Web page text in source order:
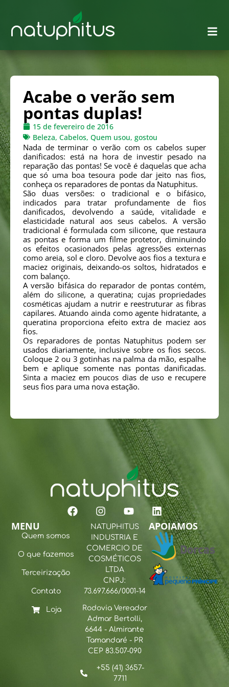
Acabe o verão sem
pontas duplas!
15 de fevereiro de 2016
Beleza, Cabelos, Quem usou, gostou
Nada de terminar o verão com os cabelos super
danificados: está na hora de investir pesado na
reparação das pontas! Se você é daquelas que acha
que só uma boa tesoura pode dar jeito nas fios,
conheça os reparadores de pontas da Natuphitus.
São duas versões: o tradicional e o bifásico,
indicados para tratar profundamente de fios
danificados, devolvendo a saúde, vitalidade e
elasticidade natural aos seus cabelos. A versão
tradicional é formulada com silicone, que restaura
as pontas e forma um filme protetor, diminuindo
os efeitos ocasionados pelas agressões externas
como areia, sol e cloro. Devolve aos fios a textura e
maciez originais, deixando-os soltos, hidratados e
com balanço.
A versão bifásica do reparador de pontas contém,
além do silicone, a queratina; cujas propriedades
cosméticas ajudam a nutrir e reestruturar as fibras
capilares. Atuando ainda como agente hidratante, a
queratina proporciona efeito extra de maciez aos
fios.
Os reparadores de pontas Natuphitus podem ser
usados diariamente, inclusive sobre os fios secos.
Coloque 2 ou 3 gotinhas na palma da mão, espalhe
bem e aplique somente nas pontas danificadas.
Sinta a maciez em poucos dias de uso e recupere
seus fios para uma nova estação.
MENU
Quem somos
O que fazemos
Terceirização
Contato
Loja
NATUPHITUS
INDUSTRIA E
COMERCIO DE
COSMÉTICOS
LTDA
CNPJ:
73.697.666/0001-14
Rodovia Vereador
Admar Bertolli,
6644 - Almirante
Tamandaré - PR
CEP 83.507-090
+55 (41) 3657-
7711
APOIAMOS